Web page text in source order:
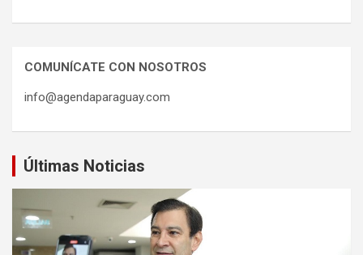
COMUNÍCATE CON NOSOTROS
info@agendaparaguay.com
Últimas Noticias